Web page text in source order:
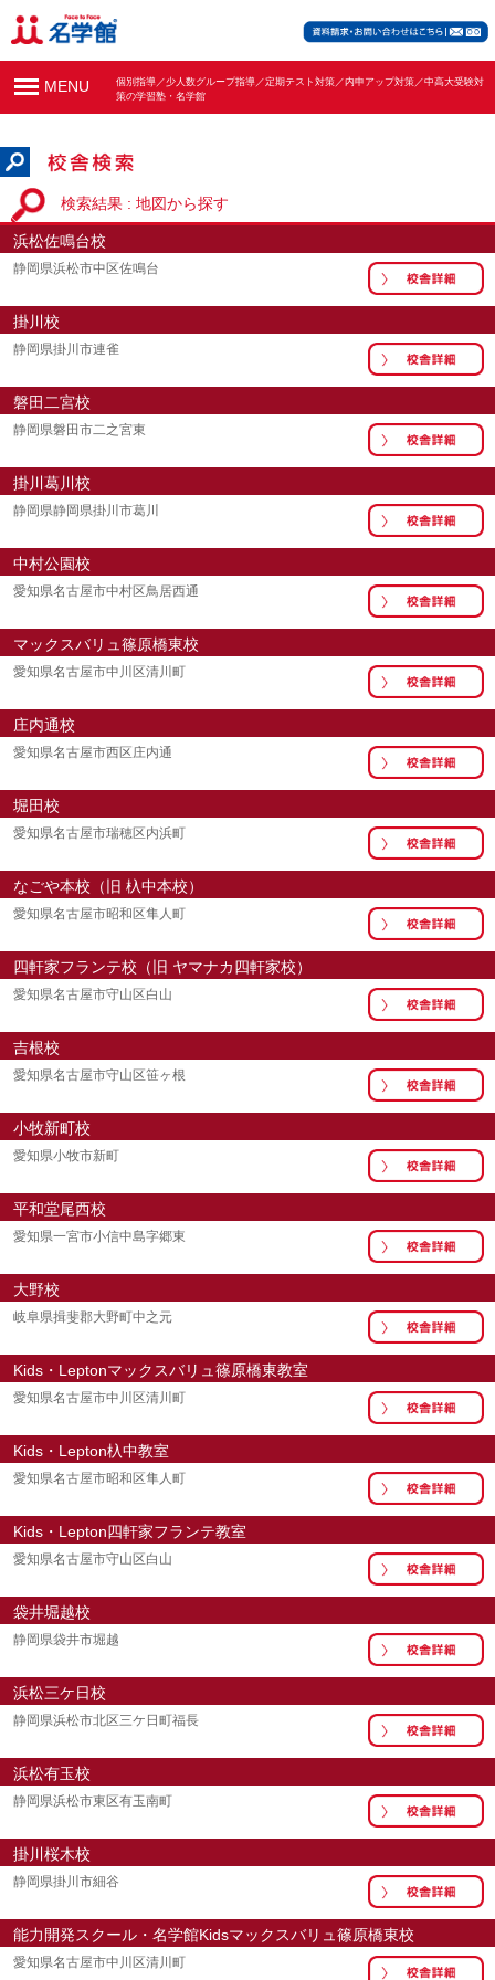
MENU
個別指導／少人数グループ指導／定期テスト対策／内申アップ対策／中高大受験対
策の学習塾・名学館
検索結果 : 地図から探す
浜松佐鳴台校
静岡県浜松市中区佐鳴台
掛川校
静岡県掛川市連雀
磐田二宮校
静岡県磐田市二之宮東
掛川葛川校
静岡県静岡県掛川市葛川
中村公園校
愛知県名古屋市中村区鳥居西通
マックスバリュ篠原橋東校
愛知県名古屋市中川区清川町
庄内通校
愛知県名古屋市西区庄内通
堀田校
愛知県名古屋市瑞穂区内浜町
なごや本校（旧 杁中本校）
愛知県名古屋市昭和区隼人町
四軒家フランテ校（旧 ヤマナカ四軒家校）
愛知県名古屋市守山区白山
吉根校
愛知県名古屋市守山区笹ヶ根
小牧新町校
愛知県小牧市新町
平和堂尾西校
愛知県一宮市小信中島字郷東
大野校
岐阜県揖斐郡大野町中之元
Kids・Leptonマックスバリュ篠原橋東教室
愛知県名古屋市中川区清川町
Kids・Lepton杁中教室
愛知県名古屋市昭和区隼人町
Kids・Lepton四軒家フランテ教室
愛知県名古屋市守山区白山
袋井堀越校
静岡県袋井市堀越
浜松三ケ日校
静岡県浜松市北区三ケ日町福長
浜松有玉校
静岡県浜松市東区有玉南町
掛川桜木校
静岡県掛川市細谷
能力開発スクール・名学館Kidsマックスバリュ篠原橋東校
愛知県名古屋市中川区清川町